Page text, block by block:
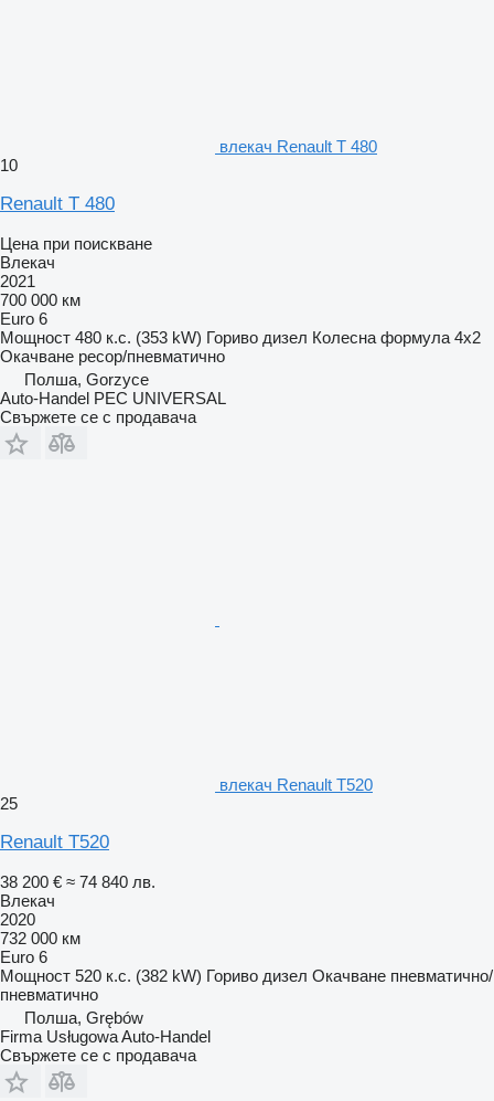
влекач Renault T 480
10
Renault T 480
Цена при поискване
Влекач
2021
700 000 км
Euro 6
Мощност 480 к.с. (353 kW) Гориво дизел Колесна формула 4x2
Окачване ресор/пневматично
Полша, Gorzyce
Auto-Handel PEC UNIVERSAL
Свържете се с продавача
влекач Renault T520
25
Renault T520
38 200 € ≈ 74 840 лв.
Влекач
2020
732 000 км
Euro 6
Мощност 520 к.с. (382 kW) Гориво дизел Окачване пневматично/
пневматично
Полша, Grębów
Firma Usługowa Auto-Handel
Свържете се с продавача